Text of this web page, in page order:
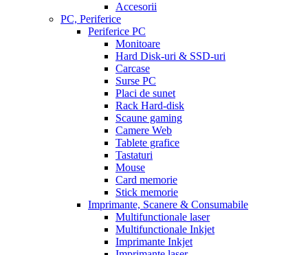
Accesorii
PC, Periferice
Periferice PC
Monitoare
Hard Disk-uri & SSD-uri
Carcase
Surse PC
Placi de sunet
Rack Hard-disk
Scaune gaming
Camere Web
Tablete grafice
Tastaturi
Mouse
Card memorie
Stick memorie
Imprimante, Scanere & Consumabile
Multifunctionale laser
Multifunctionale Inkjet
Imprimante Inkjet